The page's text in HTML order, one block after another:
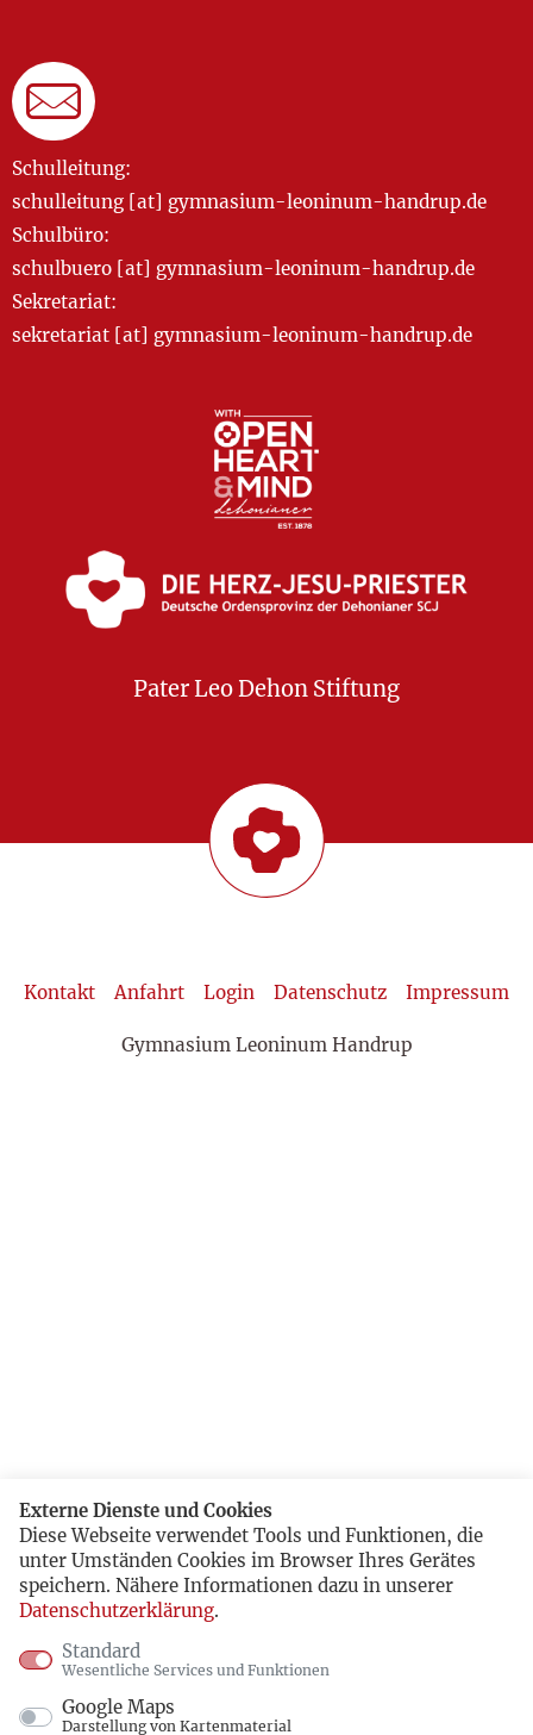
Schulleitung:
schulleitung [at] gymnasium-leoninum-handrup.de
Schulbüro:
schulbuero [at] gymnasium-leoninum-handrup.de
Sekretariat:
sekretariat [at] gymnasium-leoninum-handrup.de
Pater Leo Dehon Stiftung
Kontakt Anfahrt Login Datenschutz Impressum
Gymnasium Leoninum Handrup
Externe Dienste und Cookies
Diese Webseite verwendet Tools und Funktionen, die
unter Umständen Cookies im Browser Ihres Gerätes
speichern. Nähere Informationen dazu in unserer
Datenschutzerklärung.
Standard
Wesentliche Services und Funktionen
Google Maps
Darstellung von Kartenmaterial